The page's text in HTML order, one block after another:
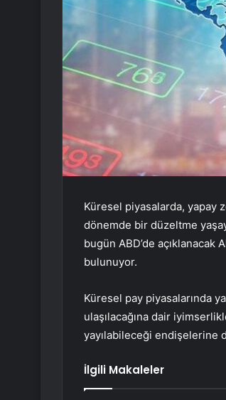
Küresel piyasalarda, yapay
dönemde bir düzeltme
bugün ABD’de açıklanacak
bulunuyor.
Küresel pay piyasalarında
ulaşılacağına dair
yayılabileceği endişelerine
İlgili Makaleler